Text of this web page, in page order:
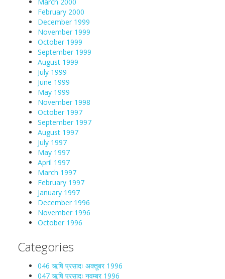
February 2000
December 1999
November 1999
October 1999
September 1999
August 1999
July 1999
June 1999
May 1999
November 1998
October 1997
September 1997
August 1997
July 1997
May 1997
April 1997
March 1997
February 1997
January 1997
December 1996
November 1996
October 1996
Categories
046 ऋषि प्रसादः अक्तूबर 1996
047 ऋषि प्रसादः नवम्बर 1996